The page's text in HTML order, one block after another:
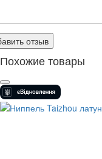
отзыв
Похожие товары